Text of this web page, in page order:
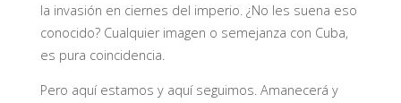
la invasión en ciernes del imperio. ¿No les suena eso
conocido? Cualquier imagen o semejanza con Cuba,
es pura coincidencia.
Pero aquí estamos y aquí seguimos. Amanecerá y